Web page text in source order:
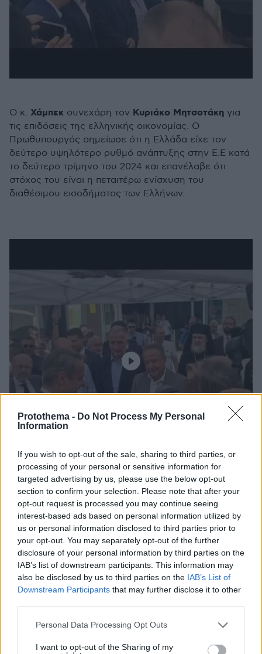
Protothema - Do Not Process My Personal
Information
If you wish to opt-out of the sale, sharing to third parties, or
processing of your personal or sensitive information for
targeted advertising by us, please use the below opt-out
section to confirm your selection. Please note that after your
opt-out request is processed you may continue seeing
interest-based ads based on personal information utilized by
us or personal information disclosed to third parties prior to
your opt-out. You may separately opt-out of the further
disclosure of your personal information by third parties on the
IAB’s list of downstream participants. This information may
also be disclosed by us to third parties on the IAB’s List of
Downstream Participants that may further disclose it to other
Please note that this website/app uses one or more Google
not limited to your visit or usage behaviour. You may click to
Personal Data Processing Opt Outs
I want to opt-out of the Sharing of my
Ο κ. Χάμπεκ συνεχάρη τον Κυριάκο Μητσοτάκη για
τις επιδόσεις της ελληνικής οικονομίας. Ο
Πρωθυπουργός σημείωσε ότι η Ελλάδα είχε τον
δεύτερο υψηλότερο ρυθμό ανάπτυξης στην Ε.Ε κατά
το δεύτερο τρίμηνο του 2024 και επανέλαβε ότι
στόχος του είναι η πεταιτέρω ενίσχυση του
διαθέσιμου εισοδήματος των Ελλήνων.
Σε ό,τι αφορά την κλιματική αλλαγή, ο
Κυριάκος Μητσοτάκηςεπανέλαβε ότι η Ευρώπη
πρέπει να κάνει περισσότερα για την
προσαρμογή στην κλιματική αλλαγή και για την
αντιμετώπιση φυσικών καταστροφών.